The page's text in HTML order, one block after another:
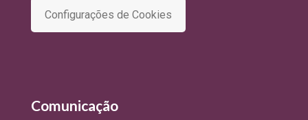
Configurações de Cookies
Comunicação